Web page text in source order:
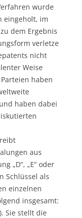
wurde
eingeholt, im
dem Ergebnis
verletze
nicht
Weise
Parteien haben
haben dabei
aus
„D“, „E“ oder
Schlüssel als
einzelnen
insgesamt:
Sie stellt die